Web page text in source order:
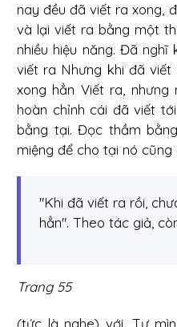
nay đều đã viết ra xong,
và lại viết ra bằng một
nhiều hiệu năng. Đã
viết ra Nhưng khi đã
xong hẳn Viết ra,
hoàn chỉnh cái đã viết
bằng tại. Đọc thầm
miệng để cho tại nó cũng
"Khi đã viết ra rồi,
hẳn". Theo tác giả,
Trang 55
(tức là nghe) với. Tự